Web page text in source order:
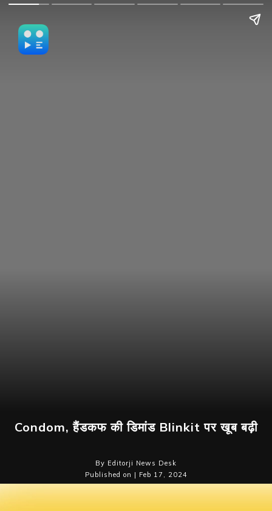
Condom, हैंडकफ की डिमांड Blinkit पर खूब बढ़ी
By Editorji News Desk
Published on | Feb 17, 2024